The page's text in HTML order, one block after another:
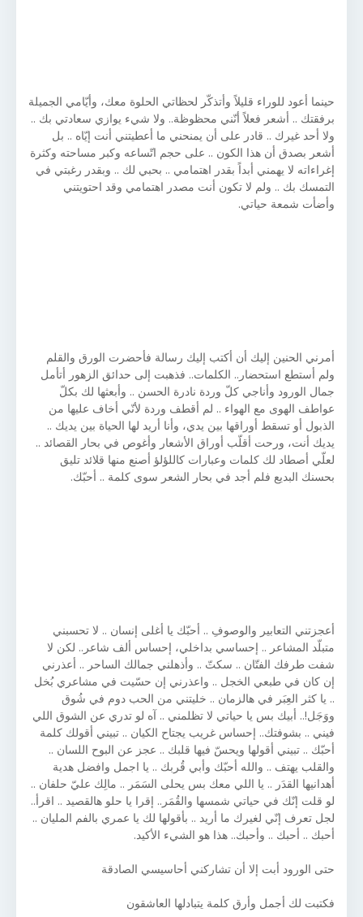
حينما أعود للوراء قليلاً وأتذكّر لحظاتي الحلوة معك، وأيّامي الجميلة
برفقتك .. أشعر فعلاً أنّني محظوظة.. ولا شيء يوازي سعادتي بك ..
ولا أحد غيرك .. قادر على أن يمنحني ما أعطيتني أنت إيّاه .. بل
أشعر بصدق أن هذا الكون .. على حجم اتّساعه وكبر مساحته وكثرة
إغراءاته لا يهمني أبداً بقدر اهتمامي .. بحبي لك .. وبقدر رغبتي في
التمسك بك .. ولم لا تكون أنت مصدر اهتمامي وقد احتويتني
وأضأت شمعة حياتي.
أمرني الحنين إليك أن أكتب إليك رسالة فأحضرت الورق والقلم
ولم أستطع استحضار.. الكلمات.. فذهبت إلى حدائق الزهور أتأمل
جمال الورود وأناجي كلّ وردة نادرة الحسن .. وأبعثها لك بكلّ
عواطف الهوى مع الهواء .. لم أقطف وردة لأنّي أخاف عليها من
الذبول أو تسقط أوراقها بين يدي، وأنا أريد لها الحياة بين يديك ..
يديك أنت، ورحت أقلّب أوراق الأشعار وأغوص في بحار القصائد ..
لعلّي أصطاد لك كلمات وعبارات كاللؤلؤ أصنع منها قلائد تليق
بحسنك البديع فلم أجد في بحار الشعر سوى كلمة .. أحبّك.
أعجزتني التعابير والوصوفِ .. أحبّك يا أغلى إنسان .. لا تحسبني
متبلّد المشاعر .. إحساسي بداخلي، إحساس ألف شاعر.. لكن لا
شفت طرفك الفتّان .. سكتّ .. وأذهلني جمالك الساحر .. أعذرني
إن كان في طبعي الخجل .. واعذرني إن حسّيت في مشاعري بُخل
.. يا كثر العِبَر في هالزمان .. خليتني من الحب دوم في شُوق
ووَجَل!.. أبيك بس يا حياتي لا تظلمني .. آه لو تدري عن الشوق اللي
فيني .. بشوفتك.. إحساس غريب يجتاح الكيان .. تبيني أقولك كلمة
أحبّك .. تبيني أقولها ويحسّ فيها قلبك .. عجز عن البوح اللسان ..
والقلب يهتف .. والله أحبّك وأبي قُربك .. يا اجمل وافضل هدية
أهدانيها القدَر .. يا اللي معك بس يحلى السَمَر .. مالِك عليّ حلفان ..
لو قلت إنّك في حياتي شمسها والقُمَر.. إقرا يا حلو هالقصيد .. اقرأ..
لجل تعرف إنّي لغيرك ما أريد .. بأقولها لك يا عمري بالفم المليان ..
أحبك .. أحبك .. وأحبك.. هذا هو الشيء الأكيد.
حتى الورود أبت إلا أن تشاركني أحاسيسي الصادقة
فكتبت لك أجمل وأرق كلمة يتبادلها العاشقون